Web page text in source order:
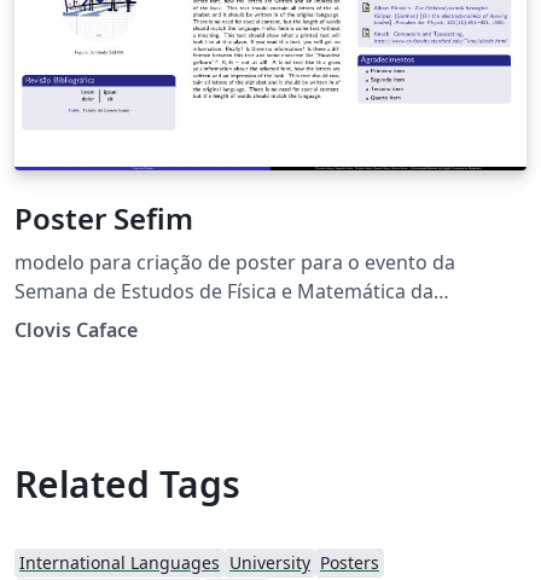
Poster Sefim
modelo para criação de poster para o evento da
Semana de Estudos de Física e Matemática da
UEMASUL.
Clovis Caface
Related Tags
International Languages University Posters